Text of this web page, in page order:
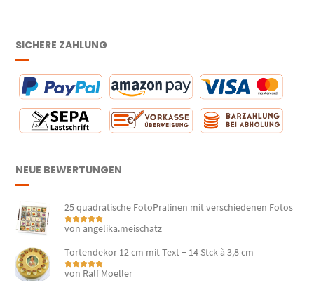
SICHERE ZAHLUNG
NEUE BEWERTUNGEN
25 quadratische FotoPralinen mit verschiedenen Fotos
Bewertet mit
von angelika.meischatz
Tortendekor 12 cm mit Text + 14 Stck à 3,8 cm
Bewertet mit
von Ralf Moeller